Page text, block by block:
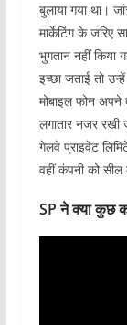
बुलाया गया था।
मार्केटिंग के जरिए
भुगतान नहीं किया
इच्छा जताई तो
मोबाइल फोन
लगातार नजर रखी
गेलवे प्राइवेट
वहीं कंपनी को सील
SP ने क्या कुछ